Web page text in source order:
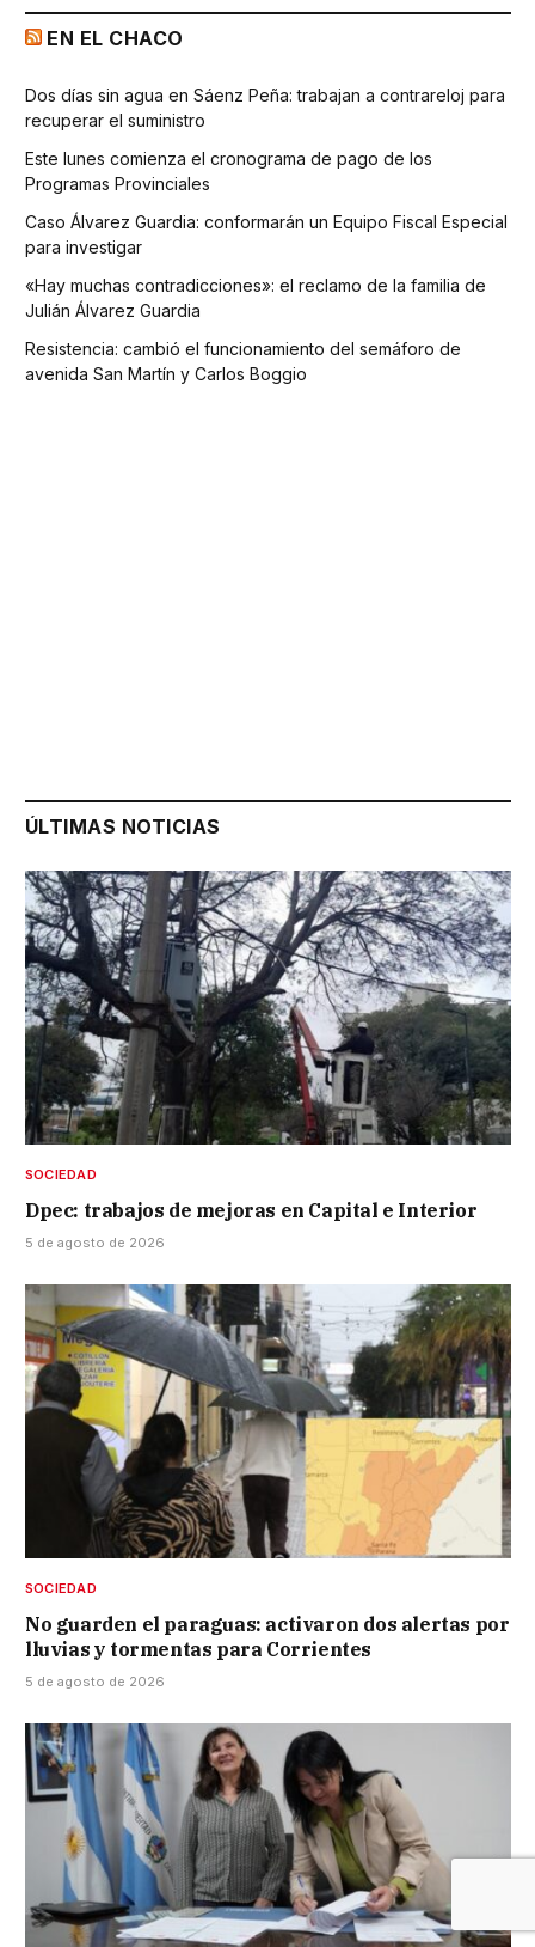
EN EL CHACO
Dos días sin agua en Sáenz Peña: trabajan a contrareloj para
recuperar el suministro
Este lunes comienza el cronograma de pago de los
Programas Provinciales
Caso Álvarez Guardia: conformarán un Equipo Fiscal Especial
para investigar
«Hay muchas contradicciones»: el reclamo de la familia de
Julián Álvarez Guardia
Resistencia: cambió el funcionamiento del semáforo de
avenida San Martín y Carlos Boggio
ÚLTIMAS NOTICIAS
SOCIEDAD
Dpec: trabajos de mejoras en Capital e Interior
5 de agosto de 2026
SOCIEDAD
No guarden el paraguas: activaron dos alertas por
lluvias y tormentas para Corrientes
5 de agosto de 2026